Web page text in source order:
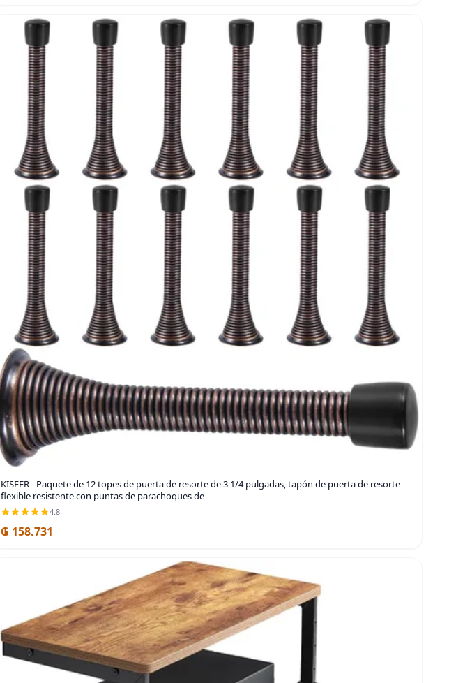
KISEER - Paquete de 12 topes de puerta de resorte de 3 1/4 pulgadas, tapón de puerta de resorte
flexible resistente con puntas de parachoques de
4.8
₲ 158.731